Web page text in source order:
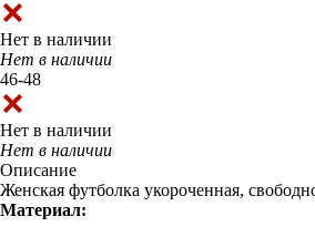
Нет в наличии
Нет в наличии
46-48
Нет в наличии
Нет в наличии
Описание
Женская футболка укороченная,
Материал: